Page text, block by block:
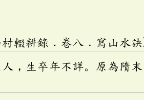
輟耕錄．卷八．寫山水訣
，生卒年不詳。原為隋